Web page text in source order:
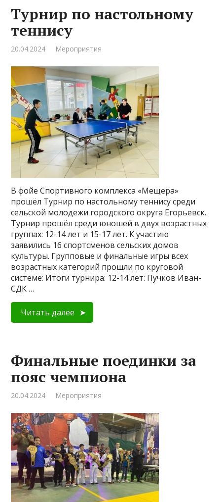
Турнир по настольному
теннису
20.04.2024 Мероприятия
В фойе Спортивного комплекса «Мещера»
прошёл Турнир по настольному теннису среди
сельской молодежи городского округа Егорьевск.
Турнир прошёл среди юношей в двух возрастных
группах: 12-14 лет и 15-17 лет. К участию
заявились 16 спортсменов сельских домов
культуры. Групповые и финальные игры всех
возрастных категорий прошли по круговой
системе: Итоги турнира: 12-14 лет: Пучков Иван-
СДК …
Читать далее
Финальные поединки за
пояс чемпиона
20.04.2024 Мероприятия